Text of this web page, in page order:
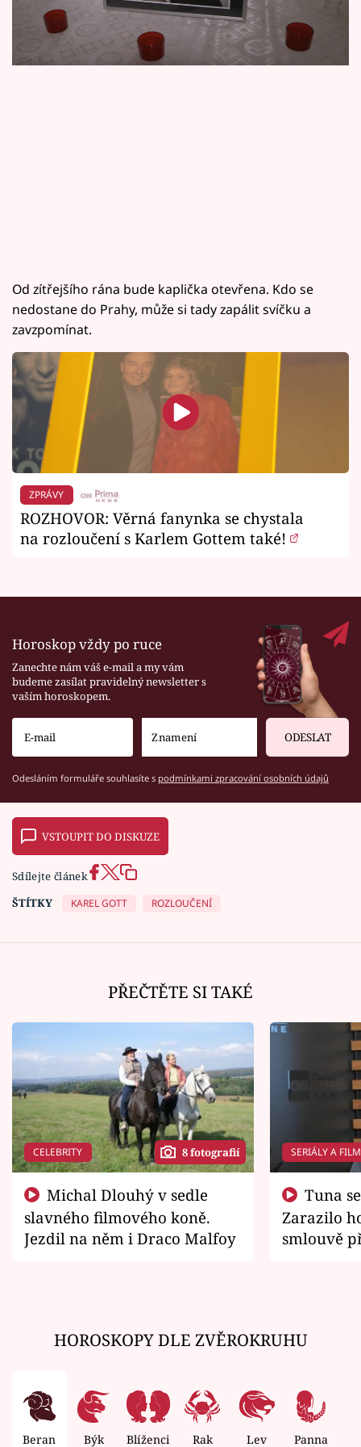
Sledujte prima+
Od zítřejšího rána bude kaplička otevřena. Kdo se
nedostane do Prahy, může si tady zapálit svíčku a
zavzpomínat.
ZPRÁVY
ROZHOVOR: Věrná fanynka se chystala
na rozloučení s Karlem Gottem také!
Horoskop vždy po ruce
Zanechte nám váš e-mail a my vám
budeme zasílat pravidelný newsletter s
vaším horoskopem.
ODESLAT
Odesláním formuláře souhlasíte s podmínkami zpracování osobních údajů
VSTOUPIT DO DISKUZE
Sdílejte článek
ŠTÍTKY
KAREL GOTT ROZLOUČENÍ
PŘEČTĚTE SI TAKÉ
CELEBRITY 8 fotografií
slavného filmového koně.
Jezdil na něm i Draco Malfoy
SERIÁLY A
Zarazilo
smlouvě
HOROSKOPY DLE ZVĚROKRUHU
Beran Býk Blíženci Rak Lev Panna